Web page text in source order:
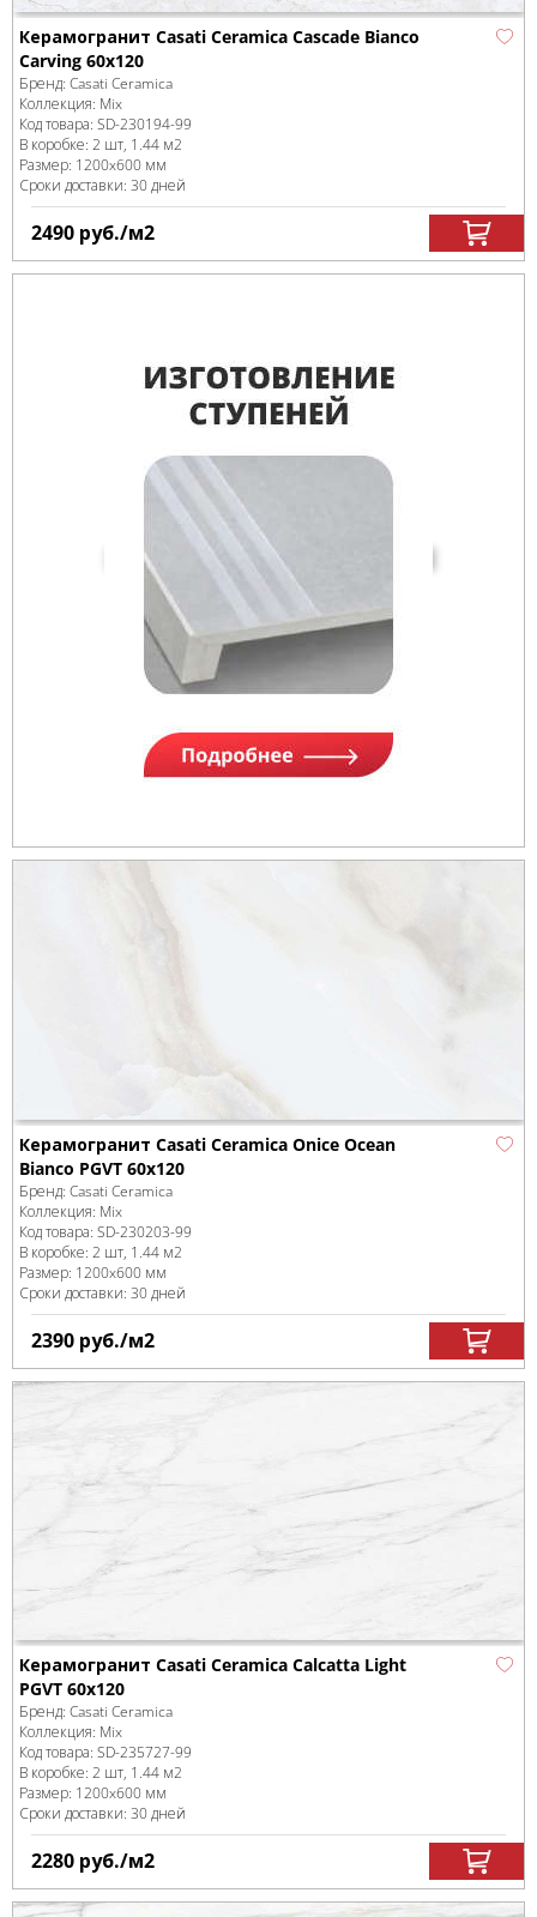
Керамогранит Casati Ceramica Cascade Bianco
Carving 60x120
Бренд: Casati Ceramica
Коллекция: Mix
Код товара: SD-230194-99
В коробке: 2 шт, 1.44 м2
Размер: 1200x600 мм
Сроки доставки: 30 дней
2490 руб./м2
Керамогранит Casati Ceramica Onice Ocean
Bianco PGVT 60x120
Бренд: Casati Ceramica
Коллекция: Mix
Код товара: SD-230203-99
В коробке: 2 шт, 1.44 м2
Размер: 1200x600 мм
Сроки доставки: 30 дней
2390 руб./м2
Керамогранит Casati Ceramica Calcatta Light
PGVT 60x120
Бренд: Casati Ceramica
Коллекция: Mix
Код товара: SD-235727-99
В коробке: 2 шт, 1.44 м2
Размер: 1200x600 мм
Сроки доставки: 30 дней
2280 руб./м2